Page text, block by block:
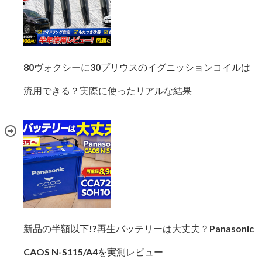
80ヴォクシーに30プリウスのイグニッションコイルは
流用できる？実際に使ったリアルな結果
新品の半額以下!?再生バッテリーは大丈夫？Panasonic
CAOS N-S115/A4を実測レビュー